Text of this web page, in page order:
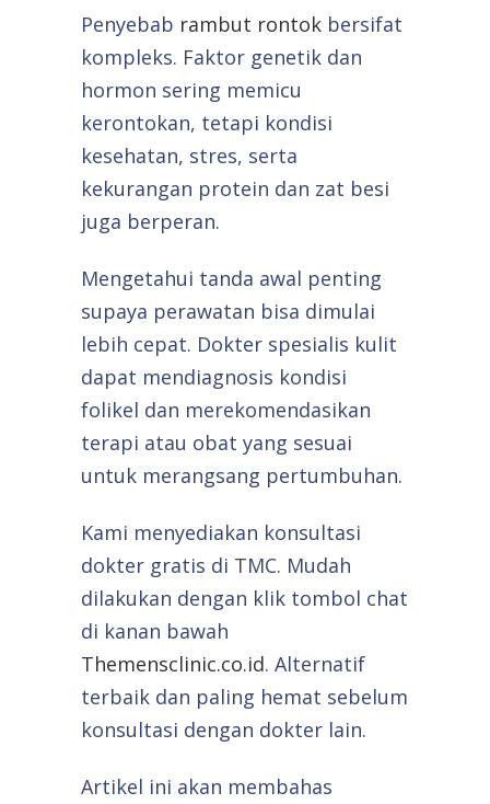
Penyebab rambut rontok bersifat
kompleks. Faktor genetik dan
hormon sering memicu
kerontokan, tetapi kondisi
kesehatan, stres, serta
kekurangan protein dan zat besi
juga berperan.
Mengetahui tanda awal penting
supaya perawatan bisa dimulai
lebih cepat. Dokter spesialis kulit
dapat mendiagnosis kondisi
folikel dan merekomendasikan
terapi atau obat yang sesuai
untuk merangsang pertumbuhan.
Kami menyediakan konsultasi
dokter gratis di TMC. Mudah
dilakukan dengan klik tombol chat
di kanan bawah
Themensclinic.co.id. Alternatif
terbaik dan paling hemat sebelum
konsultasi dengan dokter lain.
Artikel ini akan membahas